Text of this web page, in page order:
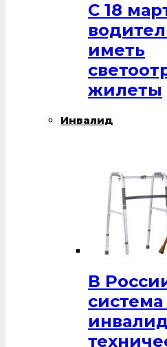
С 18
иметь
жилеты
Инвалид
В